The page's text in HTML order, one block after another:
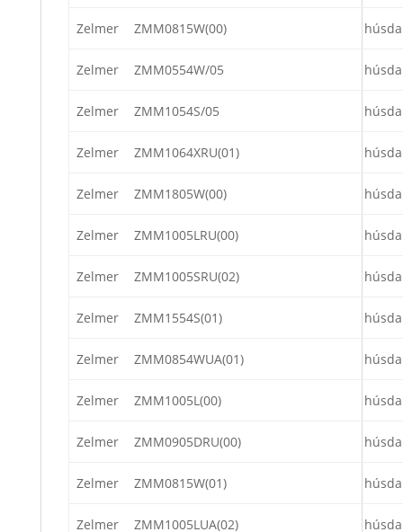
Zelmer ZMM0815W(00)
Zelmer ZMM0554W/05
Zelmer ZMM1054S/05
Zelmer ZMM1064XRU(01)
Zelmer ZMM1805W(00)
Zelmer ZMM1005LRU(00)
Zelmer ZMM1005SRU(02)
Zelmer ZMM1554S(01)
Zelmer ZMM0854WUA(01)
Zelmer ZMM1005L(00)
Zelmer ZMM0905DRU(00)
Zelmer ZMM0815W(01)
Zelmer ZMM1005LUA(02)